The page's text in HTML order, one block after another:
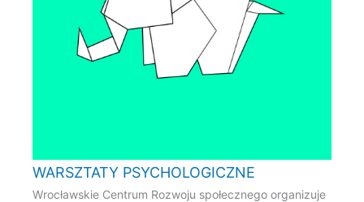
WARSZTATY PSYCHOLOGICZNE
Wrocławskie Centrum Rozwoju społecznego organizuje